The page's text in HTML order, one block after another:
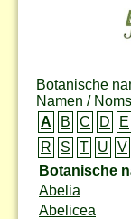
Botanische
Namen /
A
B C D E
R
S T U V
Botanische
Abelia
Abelicea